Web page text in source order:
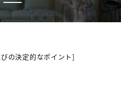
の決定的なポイント]